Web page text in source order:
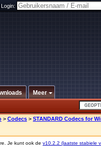
Login:
Meer
> Codecs > STANDARD Codecs for
Je kunt ook de v10.2.2 (laatste stabiele